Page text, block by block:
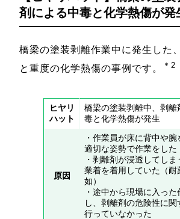
剤による中毒と化学熱傷が発
橋梁の塗装剥離作業中に発生した
と重度の化学熱傷の事例です。
＊2
ヒヤリ
ハット
橋梁の塗装剥離中、剥離
毒と化学熱傷が発生
原因
・作業員が床に背中や
適切な姿勢で作業をした
・剥離剤が浸透してし
業着を着用していた（耐
如）
・途中から現場に入っ
し、剥離剤の危険性に関
行っていなかった